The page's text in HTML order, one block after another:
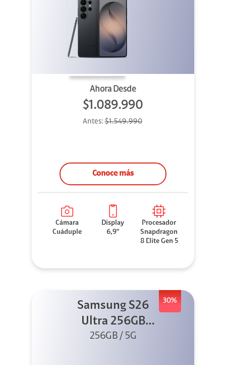
Ahora Desde
$1.089.990
Antes:$1.549.990
Conoce más
Cámara
Cuáduple
Display
6,9"
Procesador
Snapdragon
8 Elite Gen 5
30%
Samsung S26
Ultra 256GB
Violeta
256GB / 5G